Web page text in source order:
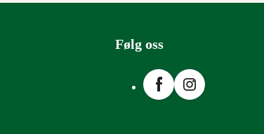
Følg oss
FacebookInstagram